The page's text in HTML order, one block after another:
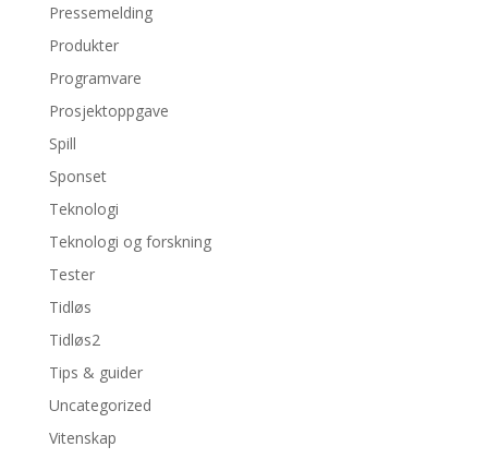
Pressemelding
Produkter
Programvare
Prosjektoppgave
Spill
Sponset
Teknologi
Teknologi og forskning
Tester
Tidløs
Tidløs2
Tips & guider
Uncategorized
Vitenskap